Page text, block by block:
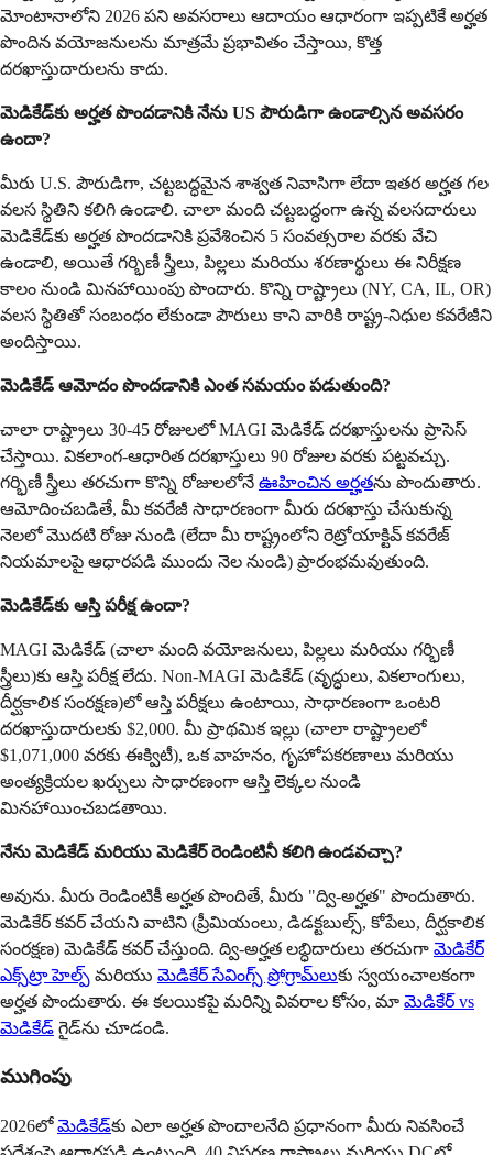
మోంటానాలోని 2026 పని అవసరాలు ఆదాయం ఆధారంగా ఇప్పటికే అర్హత
పొందిన వయోజనులను మాత్రమే ప్రభావితం చేస్తాయి, కొత్త
దరఖాస్తుదారులను కాదు.
మెడికేడ్‌కు అర్హత పొందడానికి నేను US పౌరుడిగా ఉండాల్సిన అవసరం
ఉందా?
మీరు U.S. పౌరుడిగా, చట్టబద్ధమైన శాశ్వత నివాసిగా లేదా ఇతర అర్హత గల
వలస స్థితిని కలిగి ఉండాలి. చాలా మంది చట్టబద్ధంగా ఉన్న వలసదారులు
మెడికేడ్‌కు అర్హత పొందడానికి ప్రవేశించిన 5 సంవత్సరాల వరకు వేచి
ఉండాలి, అయితే గర్భిణీ స్త్రీలు, పిల్లలు మరియు శరణార్థులు ఈ నిరీక్షణ
కాలం నుండి మినహాయింపు పొందారు. కొన్ని రాష్ట్రాలు (NY, CA, IL, OR)
వలస స్థితితో సంబంధం లేకుండా పౌరులు కాని వారికి రాష్ట్ర-నిధుల కవరేజీని
అందిస్తాయి.
మెడికేడ్ ఆమోదం పొందడానికి ఎంత సమయం పడుతుంది?
చాలా రాష్ట్రాలు 30-45 రోజులలో MAGI మెడికేడ్ దరఖాస్తులను ప్రాసెస్
చేస్తాయి. వికలాంగ-ఆధారిత దరఖాస్తులు 90 రోజుల వరకు పట్టవచ్చు.
గర్భిణీ స్త్రీలు తరచుగా కొన్ని రోజులలోనే ఊహించిన అర్హతను పొందుతారు.
ఆమోదించబడితే, మీ కవరేజీ సాధారణంగా మీరు దరఖాస్తు చేసుకున్న
నెలలో మొదటి రోజు నుండి (లేదా మీ రాష్ట్రంలోని రెట్రోయాక్టివ్ కవరేజ్
నియమాలపై ఆధారపడి ముందు నెల నుండి) ప్రారంభమవుతుంది.
మెడికేడ్‌కు ఆస్తి పరీక్ష ఉందా?
MAGI మెడికేడ్ (చాలా మంది వయోజనులు, పిల్లలు మరియు గర్భిణీ
స్త్రీలు)కు ఆస్తి పరీక్ష లేదు. Non-MAGI మెడికేడ్ (వృద్ధులు, వికలాంగులు,
దీర్ఘకాలిక సంరక్షణ)లో ఆస్తి పరీక్షలు ఉంటాయి, సాధారణంగా ఒంటరి
దరఖాస్తుదారులకు $2,000. మీ ప్రాథమిక ఇల్లు (చాలా రాష్ట్రాలలో
$1,071,000 వరకు ఈక్విటీ), ఒక వాహనం, గృహోపకరణాలు మరియు
అంత్యక్రియల ఖర్చులు సాధారణంగా ఆస్తి లెక్కల నుండి
మినహాయించబడతాయి.
నేను మెడికేడ్ మరియు మెడికేర్ రెండింటినీ కలిగి ఉండవచ్చా?
అవును. మీరు రెండింటికీ అర్హత పొందితే, మీరు "ద్వి-అర్హత" పొందుతారు.
మెడికేర్ కవర్ చేయని వాటిని (ప్రీమియంలు, డిడక్టబుల్స్, కోపేలు, దీర్ఘకాలిక
సంరక్షణ) మెడికేడ్ కవర్ చేస్తుంది. ద్వి-అర్హత లబ్ధిదారులు తరచుగా మెడికేర్
ఎక్స్‌ట్రా హెల్ప్ మరియు మెడికేర్ సేవింగ్స్ ప్రోగ్రామ్‌లుకు స్వయంచాలకంగా
అర్హత పొందుతారు. ఈ కలయికపై మరిన్ని వివరాల కోసం, మా మెడికేర్ vs
మెడికేడ్ గైడ్‌ను చూడండి.
ముగింపు
2026లోమెడికేడ్‌కు ఎలా అర్హత పొందాలనేది ప్రధానంగా మీరు నివసించే